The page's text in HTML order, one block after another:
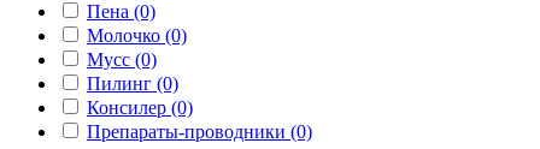
Пена (0)
Молочко (0)
Мусс (0)
Пилинг (0)
Консилер (0)
Препараты-проводники (0)